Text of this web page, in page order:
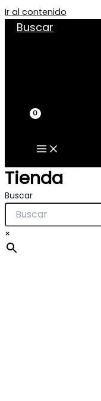
Ir al contenido
Buscar
Tienda
Buscar
×